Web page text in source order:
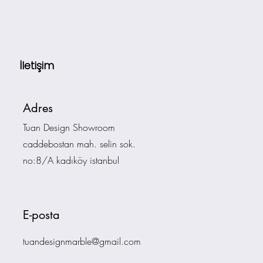
İletişim
Adres
Tuan Design Showroom
caddebostan mah. selin sok.
no:8/A kadıköy istanbul
E-posta
tuandesignmarble@gmail.com